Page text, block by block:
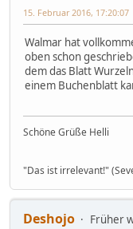
15. Februar 2016, 17:20:07
Walmar hat
oben schon
dem das Blatt
einem Buchenblatt
Schöne Grüße Helli
"Das ist irrelevant!"
Deshojo
Früher